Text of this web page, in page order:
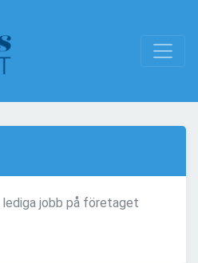
jobb på företaget